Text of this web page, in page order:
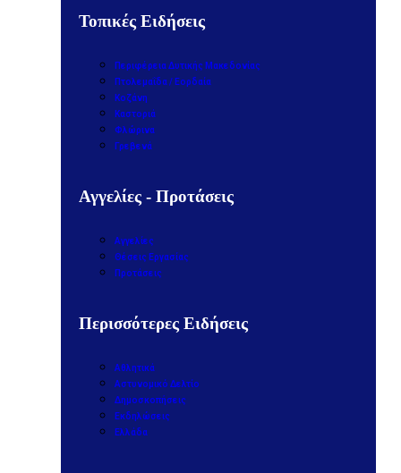
Τοπικές Ειδήσεις
Περιφέρεια Δυτικής Μακεδονίας
Πτολεμαΐδα / Εορδαία
Κοζάνη
Καστοριά
Φλώρινα
Γρεβενά
Αγγελίες - Προτάσεις
Αγγελίες
Θέσεις Εργασίας
Προτάσεις
Περισσότερες Ειδήσεις
Αθλητικά
Αστυνομικό Δελτίο
Δημοσκοπήσεις
Εκδηλώσεις
Ελλάδα